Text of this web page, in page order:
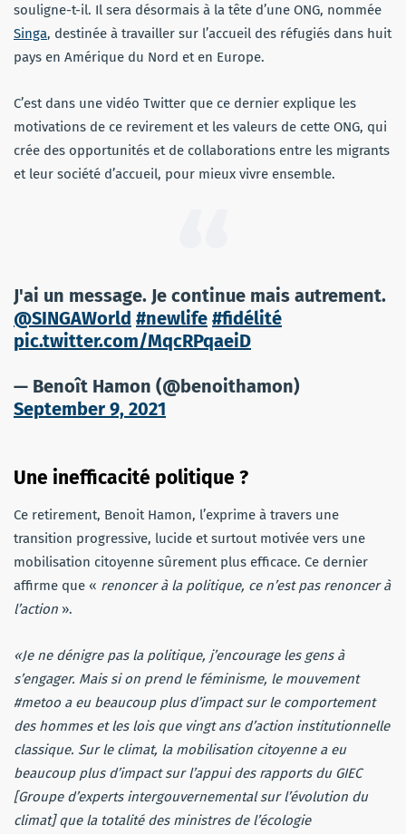
souligne-t-il. Il sera désormais à la tête d’une ONG, nommée
Singa, destinée à travailler sur l’accueil des réfugiés dans huit
pays en Amérique du Nord et en Europe.
C’est dans une vidéo Twitter que ce dernier explique les
motivations de ce revirement et les valeurs de cette ONG, qui
crée des opportunités et de collaborations entre les migrants
et leur société d’accueil, pour mieux vivre ensemble.
J'ai un message. Je continue mais autrement.
@SINGAWorld #newlife #fidélité
pic.twitter.com/MqcRPqaeiD
— Benoît Hamon (@benoithamon)
September 9, 2021
Une inefficacité politique ?
Ce retirement, Benoit Hamon, l’exprime à travers une
transition progressive, lucide et surtout motivée vers une
mobilisation citoyenne sûrement plus efficace. Ce dernier
affirme que « renoncer à la politique, ce n’est pas renoncer à
l’action ».
«Je ne dénigre pas la politique, j’encourage les gens à
s’engager. Mais si on prend le féminisme, le mouvement
#metoo a eu beaucoup plus d’impact sur le comportement
des hommes et les lois que vingt ans d’action institutionnelle
classique. Sur le climat, la mobilisation citoyenne a eu
beaucoup plus d’impact sur l’appui des rapports du GIEC
[Groupe d’experts intergouvernemental sur l’évolution du
climat] que la totalité des ministres de l’écologie